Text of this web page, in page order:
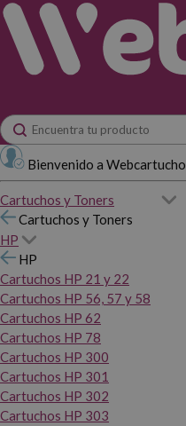
Bienvenido a Webcartucho
Cartuchos y Toners
Cartuchos y Toners
HP
HP
Cartuchos HP 21 y 22
Cartuchos HP 56, 57 y 58
Cartuchos HP 62
Cartuchos HP 78
Cartuchos HP 300
Cartuchos HP 301
Cartuchos HP 302
Cartuchos HP 303